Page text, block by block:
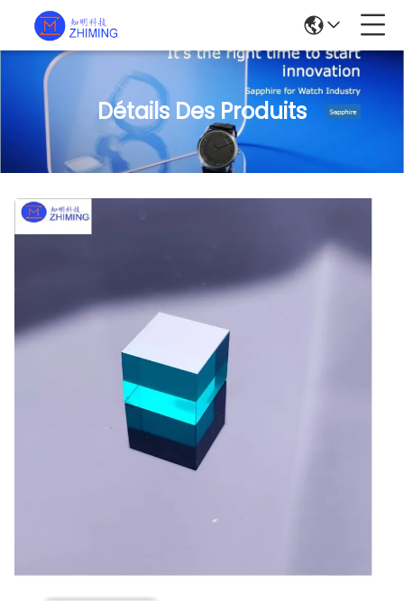
Détails Des Produits